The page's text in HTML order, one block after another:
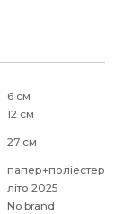
6 см
12 см
27 см
папер+поліестер
літо 2025
No brand